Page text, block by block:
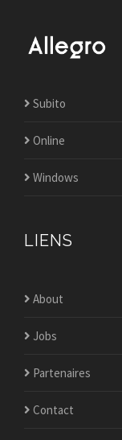
Subito
Online
Windows
LIENS
About
Jobs
Partenaires
Contact